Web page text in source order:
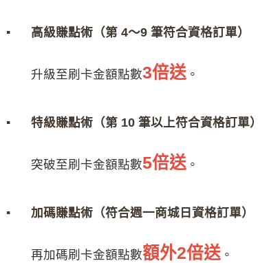
▪ 高級賺點術（第 4～9 筆符合資格訂單）
升級至刷卡金額點數3倍送。
▪ 特級賺點術（第 10 筆以上符合資格訂單）
突破至刷卡金額點數5倍送。
▪ 加碼賺點術（符合週一商城日資格訂單）
再加碼刷卡金額點數額外2倍送。